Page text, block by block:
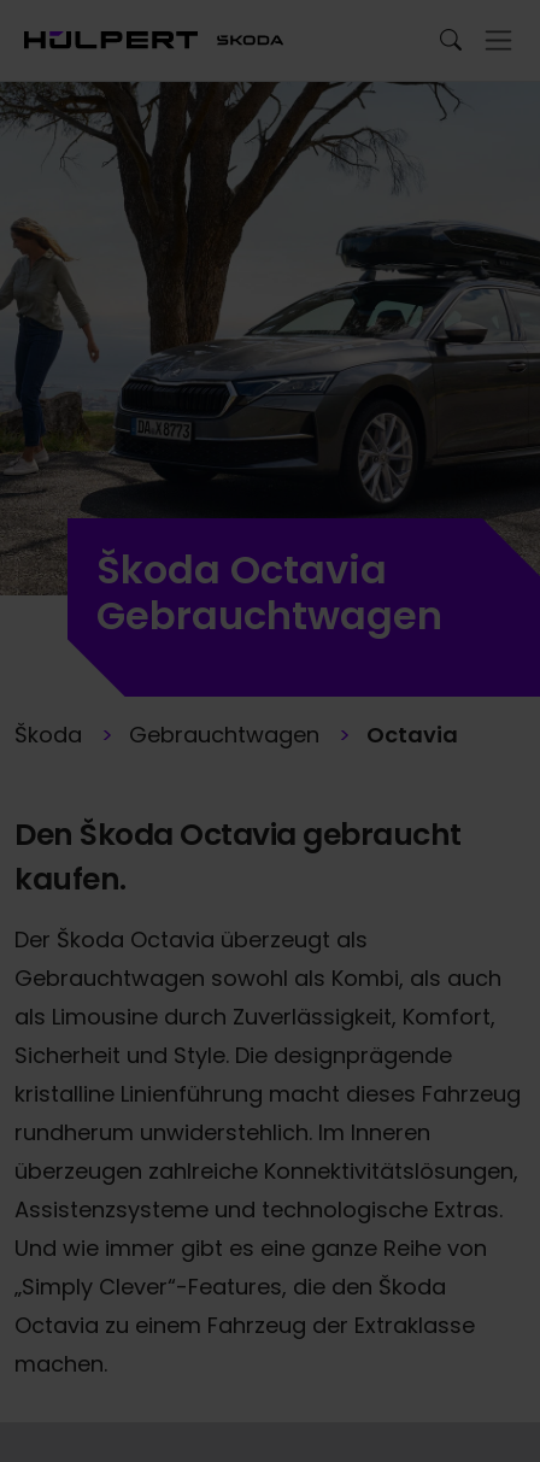
Škoda Octavia
Gebrauchtwagen
Škoda Gebrauchtwagen Octavia
Den Škoda Octavia gebraucht
kaufen.
Der Škoda Octavia überzeugt als
Gebrauchtwagen sowohl als Kombi, als auch
als Limousine durch Zuverlässigkeit, Komfort,
Sicherheit und Style. Die designprägende
kristalline Linienführung macht dieses Fahrzeug
rundherum unwiderstehlich. Im Inneren
überzeugen zahlreiche Konnektivitätslösungen,
Assistenzsysteme und technologische Extras.
Und wie immer gibt es eine ganze Reihe von
„Simply Clever“-Features, die den Škoda
Octavia zu einem Fahrzeug der Extraklasse
machen.